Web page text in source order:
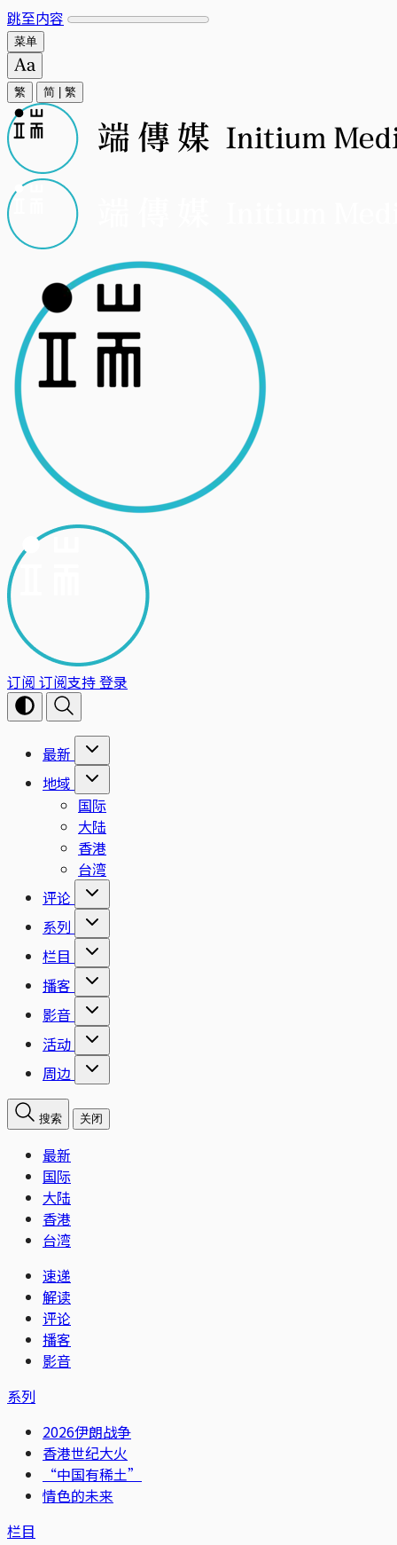
跳至内容
菜单
繁 简 繁
订阅 订阅支持登录
最新
地域
国际
大陆
香港
台湾
评论
系列
栏目
播客
影音
活动
周边
搜索 关闭
最新
国际
大陆
香港
台湾
速递
解读
评论
播客
影音
系列
2026伊朗战争
香港世纪大火
“中国有稀土”
情色的未来
栏目